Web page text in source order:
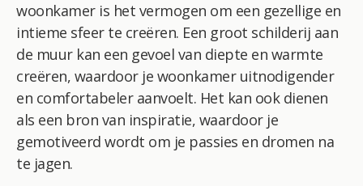
woonkamer is het vermogen om een gezellige en
intieme sfeer te creëren. Een groot schilderij aan
de muur kan een gevoel van diepte en warmte
creëren, waardoor je woonkamer uitnodigender
en comfortabeler aanvoelt. Het kan ook dienen
als een bron van inspiratie, waardoor je
gemotiveerd wordt om je passies en dromen na
te jagen.